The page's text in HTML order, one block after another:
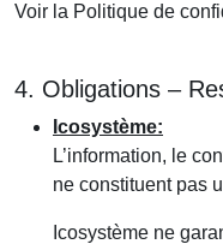
Voir la Politique de
4. Obligations –
Icosystème:
L’information, le
ne constituent pas
Icosystème ne